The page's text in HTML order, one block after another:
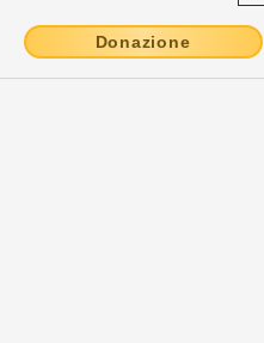
Donazione